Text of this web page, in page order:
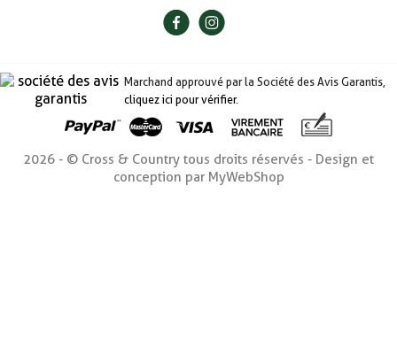
Marchand approuvé par la Société des Avis Garantis,
cliquez ici pour vérifier.
2026 - © Cross & Country tous droits réservés - Design et
conception par MyWebShop